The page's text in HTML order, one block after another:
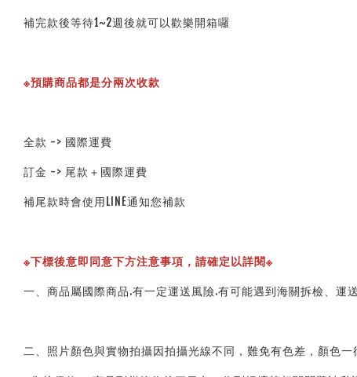
補完款後等待1~2週後就可以歡樂開箱囉
※預購商品都是分兩次收款
全款 -> 國際運費
訂金 -> 尾款＋國際運費
補尾款時會使用LINE通知您補款
※下標後意即同意下方注意事項，請確定以詳閱※
一、商品屬國際商品.有一定運送風險.有可能遇到海關拆檢、運
二、照片顏色與實物拍攝因拍攝光線不同，難免有色差，顏色